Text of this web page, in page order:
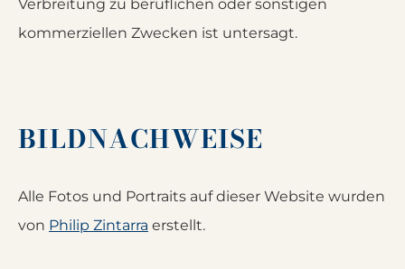
Verbreitung zu beruflichen oder sonstigen
kommerziellen Zwecken ist untersagt.
BILDNACHWEISE
Alle Fotos und Portraits auf dieser Website wurden
von Philip Zintarra erstellt.